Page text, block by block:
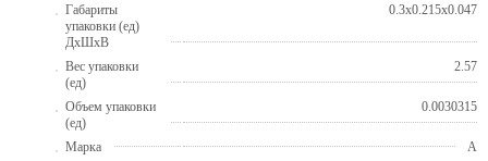
Габариты
упаковки (ед)
ДхШхВ
0.3x0.215x0.047
Вес упаковки
(ед)
2.57
Объем упаковки
(ед)
0.0030315
Марка
A